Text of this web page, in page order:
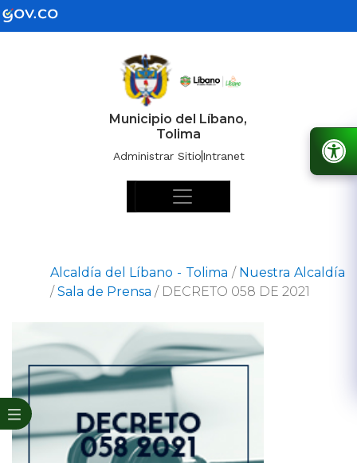
Municipio del Líbano,
Tolima
Administrar SitioIntranet
Alcaldía del Líbano - Tolima / Nuestra Alcaldía
/ Sala de Prensa / DECRETO 058 DE 2021